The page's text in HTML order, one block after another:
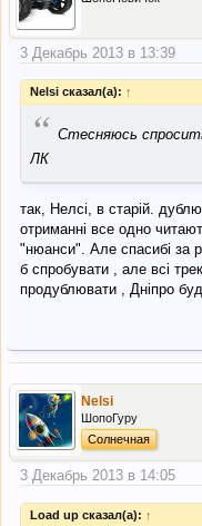
3 Декабрь 2013 в 13:39
Nelsi сказал(а): ↑
“ Стесняюсь
ЛК
так, Нелсі, в старій.
отриманні все одно
"нюанси". Але спасибі за
б спробувати , але всі
продублювати , Дніпро
Nelsi
ШопоГуру
Солнечная
3 Декабрь 2013 в 14:05
Load up сказал(а): ↑